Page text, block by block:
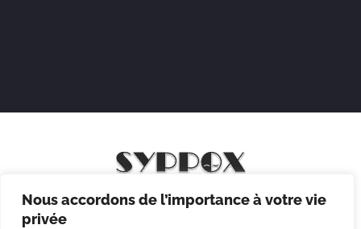
Nous accordons de l’importance à votre vie
privée
Mentions légales